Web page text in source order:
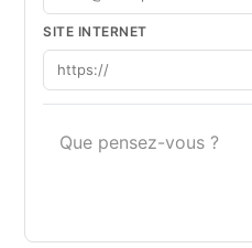
SITE INTERNET